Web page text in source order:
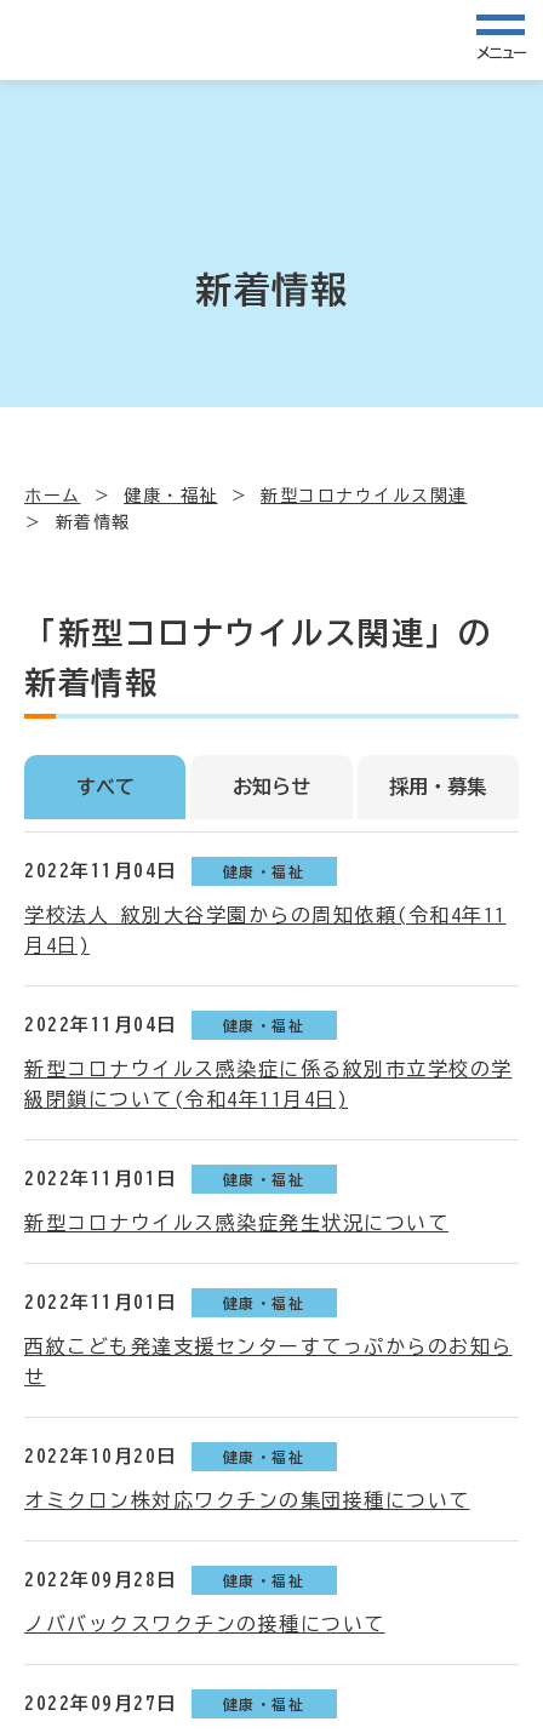
メニュー
新着情報
ホーム 健康・福祉
新型コロナウイルス関連
新着情報
「新型コロナウイルス関連」の
新着情報
すべて お知らせ 採用・募集
2022年11月04日 健康・福祉
学校法人 紋別大谷学園からの周知依頼(令和4年11
月4日)
2022年11月04日 健康・福祉
新型コロナウイルス感染症に係る紋別市立学校の学
級閉鎖について(令和4年11月4日)
2022年11月01日 健康・福祉
新型コロナウイルス感染症発生状況について
2022年11月01日 健康・福祉
西紋こども発達支援センターすてっぷからのお知ら
せ
2022年10月20日 健康・福祉
オミクロン株対応ワクチンの集団接種について
2022年09月28日 健康・福祉
ノババックスワクチンの接種について
2022年09月27日 健康・福祉